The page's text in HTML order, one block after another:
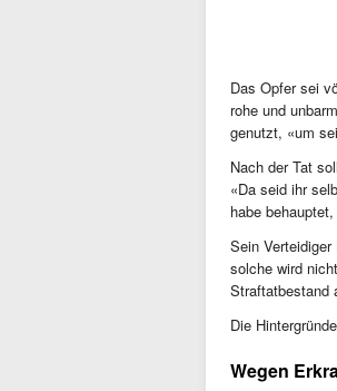
Das Opfer sei
rohe und
genutzt, «um
Nach der Tat
«Da seid ihr
habe
Sein
solche wird
Straftatbestand
Die
Wegen